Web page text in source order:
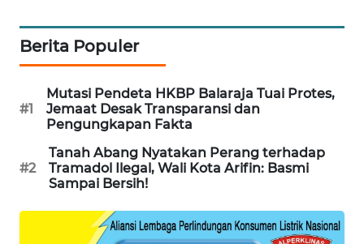
Berita Populer
#1
Mutasi Pendeta HKBP Balaraja Tuai Protes,
Jemaat Desak Transparansi dan
Pengungkapan Fakta
#2
Tanah Abang Nyatakan Perang terhadap
Tramadol Ilegal, Wali Kota Arifin: Basmi
Sampai Bersih!
BEKASI
WN
WN
WN